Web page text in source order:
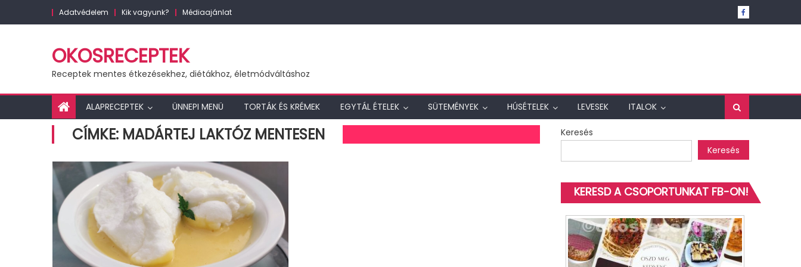
to
Adatvédelem Kik vagyunk? Médiaajánlat
OKOSRECEPTEK
Receptek mentes étkezésekhez, diétákhoz, életmódváltáshoz
ALAPRECEPTEK ÜNNEPI MENÜ TORTÁK ÉS KRÉMEK EGYTÁL ÉTELEK SÜTEMÉNYEK HÚSÉTELEK LEVESEK ITALOK
CÍMKE: MADÁRTEJ LAKTÓZ MENTESEN
Keresés
Keresés
KERESD A CSOPORTUNKAT FB-ON!